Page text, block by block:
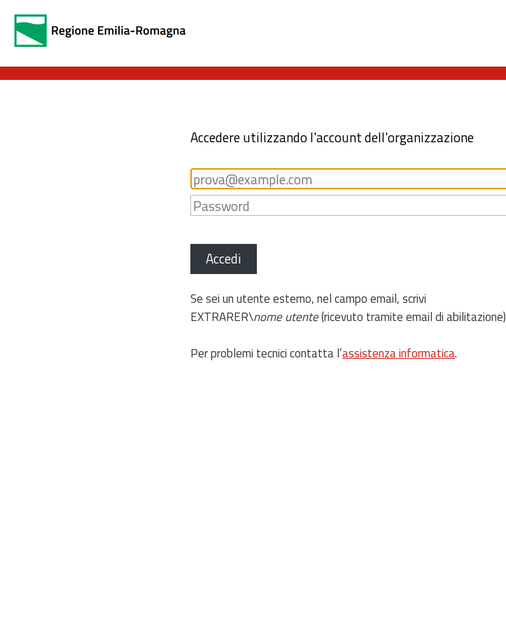
Accedere utilizzando l'account dell'organizzazione
Accedi
Se sei un utente esterno, nel campo email, scrivi
EXTRARER\nome utente(ricevuto tramite email di abilitazione)
Per problemi tecnici contatta l’assistenza informatica.